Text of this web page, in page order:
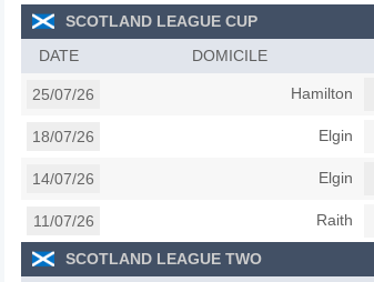
SCOTLAND LEAGUE CUP
DATE
DOMICILE
25/07/26 Hamilton
18/07/26 Elgin
14/07/26 Elgin
11/07/26 Raith
SCOTLAND LEAGUE TWO